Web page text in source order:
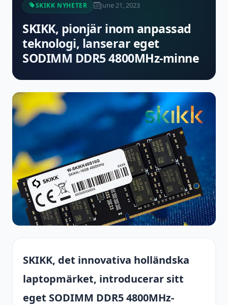
SKIKK NYHETER June 21, 2023
SKIKK, pionjär inom anpassad
teknologi, lanserar eget
SODIMM DDR5 4800MHz-minne
SKIKK, det innovativa holländska
laptopmärket, introducerar sitt
eget SODIMM DDR5 4800MHz-